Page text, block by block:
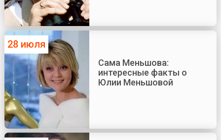
28 июля
Сама Меньшова:
интересные факты о
Юлии Меньшовой